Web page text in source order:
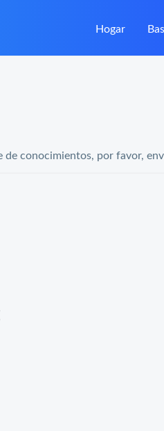
Hogar
de conocimientos, por favor,